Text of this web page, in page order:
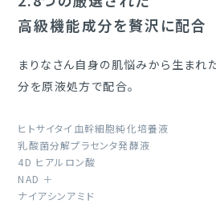
高級機能成分を贅沢に配合
まりなさん自身の肌悩みから生まれ
分を原液処方で配合。
ヒトサイタイ血幹細胞純化培養液
乳酸菌分解プラセンタ発酵液
4D ヒアルロン酸
NAD ＋
ナイアシンアミド